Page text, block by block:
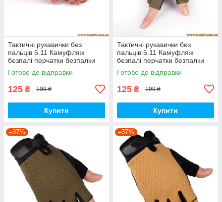
Тактичні рукавички без
пальців 5.11 Камуфляж
безпалі перчатки безпалки
тактичні Койот XL
Готово до відправки
125 ₴ 199 ₴
Купити
Тактичні рукавички без
пальців 5.11 Камуфляж
безпалі перчатки безпалки
тактичні Олива XL,
Снайперські рукавички
Готово до відправки
125 ₴ 199 ₴
Купити
–37% –37%